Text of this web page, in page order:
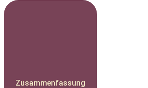
Zusammenfassung